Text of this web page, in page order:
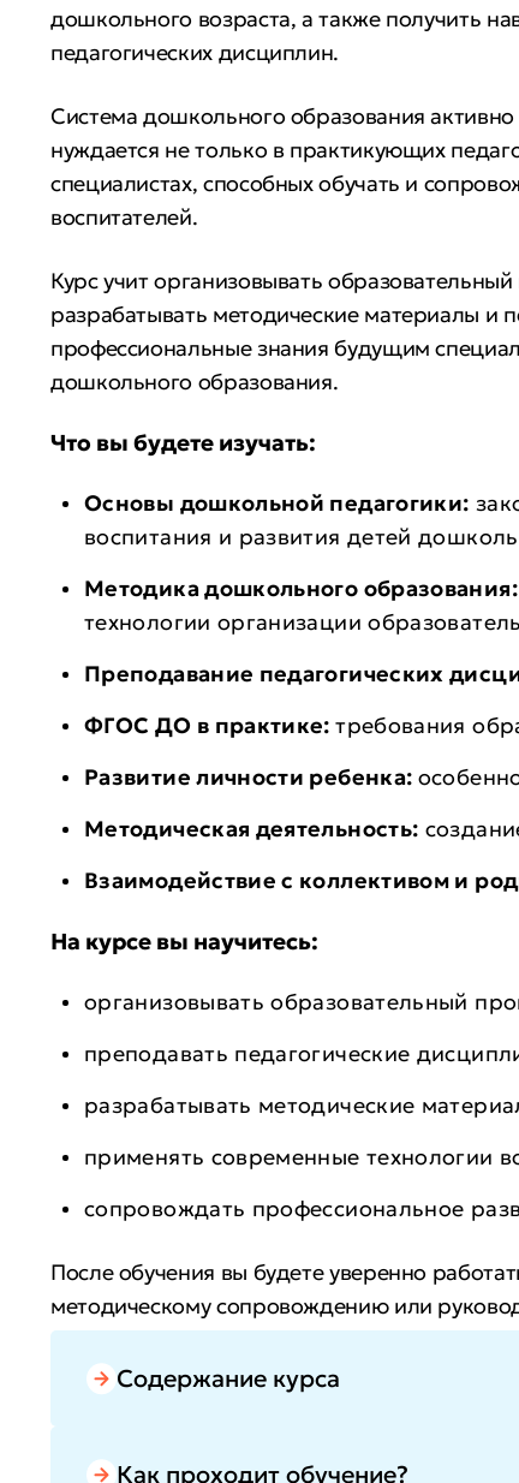
дошкольного возраста, а также получить
педагогических дисциплин.
Система дошкольного образования активно
нуждается не только в практикующих
специалистах, способных обучать и
воспитателей.
Курс учит организовывать
разрабатывать методические материалы и
профессиональные знания будущим
дошкольного образования.
Что вы будете изучать:
Основы дошкольной педагогики:
воспитания и развития детей
Методика дошкольного
технологии организации
Преподавание педагогических
ФГОС ДО в практике:требования
Развитие личности ребенка:
Методическая деятельность:
Взаимодействие с коллективом и
На курсе вы научитесь:
организовывать образовательный
преподавать педагогические
разрабатывать методические
применять современные технологии
сопровождать профессиональное
После обучения вы будете уверенно
методическому сопровождению или
образования. Вы повысите
сможете увеличить доход благодаря
Содержание курса
Как проходит обучение?